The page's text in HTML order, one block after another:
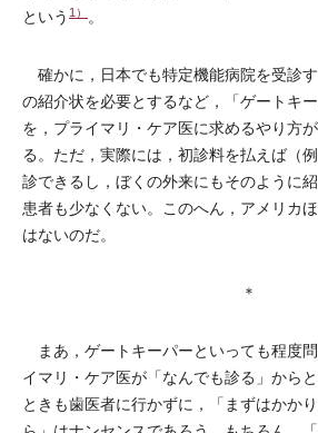
という 1） 。
確かに，日本でも特定機能病院を受診
の紹介状を必要とするなど，「ゲートキ
を，プライマリ・ケア医に求めるやり方
る。ただ，実際には，初診料を払えば（
診できるし，ぼくの外来にもそのように
患者も少なくない。このへん，アメリカ
はないのだ。
＊
まあ，ゲートキーパーといっても程度
イマリ・ケア医が「なんでも診る」から
ときも歯医者に行かずに，「まずはかか